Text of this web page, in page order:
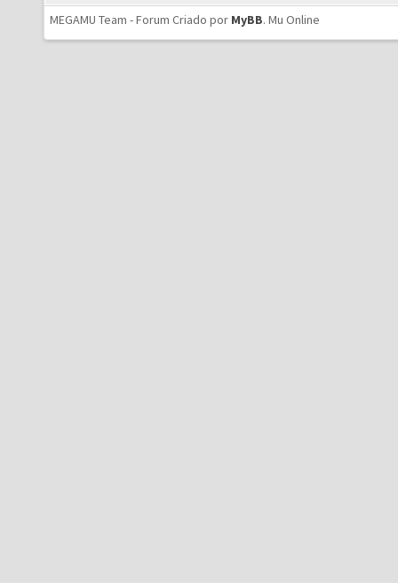
MEGAMU Team - Forum Criado por MyBB. Mu Online